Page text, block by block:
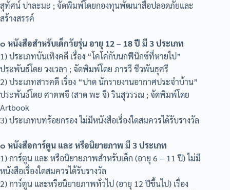
สุทัศน์ ปาละมะ ; จัดพิมพ์โดยกองทุนพัฒนาสื่อปลอดภัยและ
สร้างสรรค์
๐ หนังสือสำหรับเด็กวัยรุ่น อายุ 12 – 18 ปี มี 3 ประเภท
1) ประเภทบันเทิงคดี เรื่อง “โคโค่กับนกฟีนิกซ์ที่หายไป”
ประพันธ์โดย วงเวลา ; จัดพิมพ์โดย ภารวี ชีวพันธุศรี
2) ประเภทสารคดี เรื่อง “ปาด นักรายงานอากาศประจำบ้าน”
ประพันธ์โดย ศาตพจี (สาด พะ จี) รินสุวรรณ ; จัดพิมพ์โดย
Artbook
3) ประเภทบทร้อยกรอง ไม่มีหนังสือเรื่องใดสมควรได้รับรางวัล
๐ หนังสือการ์ตูน และ หรือนิยายภาพ มี 3 ประเภท
1) การ์ตูน และ หรือนิยายภาพสำหรับเด็ก (อายุ 6 – 11 ปี) ไม่มี
หนังสือเรื่องใดสมควรได้รับรางวัล
2) การ์ตูน และหรือนิยายภาพทั่วไป (อายุ 12 ปีขึ้นไป) เรื่อง